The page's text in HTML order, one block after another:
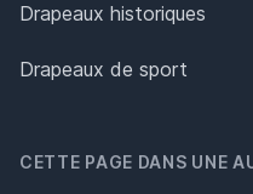
Drapeaux historiques
Drapeaux de sport
CETTE PAGE DANS UNE